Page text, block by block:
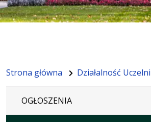
Strona główna Działalność Uczelni
OGŁOSZENIA